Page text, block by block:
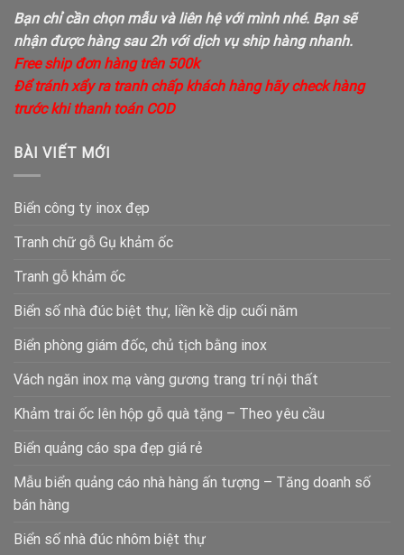
Bạn chỉ cần chọn mẫu và liên hệ với mình nhé. Bạn sẽ
nhận được hàng sau 2h với dịch vụ ship hàng nhanh.
Free ship đơn hàng trên 500k
Để tránh xẩy ra tranh chấp khách hàng hãy check hàng
trước khi thanh toán COD
BÀI VIẾT MỚI
Biển công ty inox đẹp
Tranh chữ gỗ Gụ khảm ốc
Tranh gỗ khảm ốc
Biển số nhà đúc biệt thự, liền kề dịp cuối năm
Biển phòng giám đốc, chủ tịch bằng inox
Vách ngăn inox mạ vàng gương trang trí nội thất
Khảm trai ốc lên hộp gỗ quà tặng – Theo yêu cầu
Biển quảng cáo spa đẹp giá rẻ
Mẫu biển quảng cáo nhà hàng ấn tượng – Tăng doanh số
bán hàng
Biển số nhà đúc nhôm biệt thự